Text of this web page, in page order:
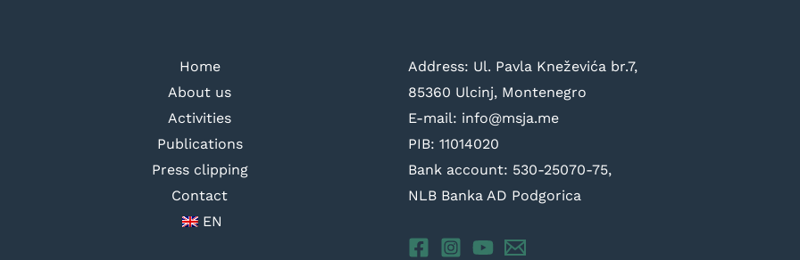
Home
About us
Activities
Publications
Press clipping
Contact
EN
Address: Ul. Pavla Kneževića br.7,
85360 Ulcinj, Montenegro
E-mail: info@msja.me
PIB: 11014020
Bank account: 530-25070-75,
NLB Banka AD Podgorica